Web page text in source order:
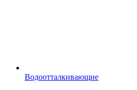
Водоотталкивающие